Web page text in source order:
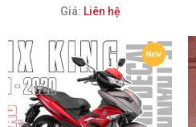
Giá: Liên hệ